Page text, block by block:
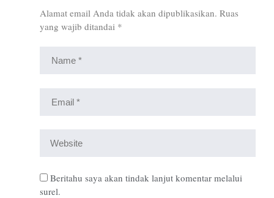
Alamat email Anda tidak akan dipublikasikan. Ruas
yang wajib ditandai *
Beritahu saya akan tindak lanjut komentar melalui
surel.